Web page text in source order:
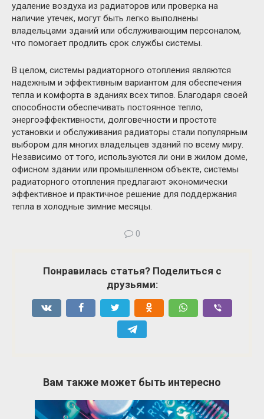
удаление воздуха из радиаторов или проверка на
наличие утечек, могут быть легко выполнены
владельцами зданий или обслуживающим персоналом,
что помогает продлить срок службы системы.
В целом, системы радиаторного отопления являются
надежным и эффективным вариантом для обеспечения
тепла и комфорта в зданиях всех типов. Благодаря своей
способности обеспечивать постоянное тепло,
энергоэффективности, долговечности и простоте
установки и обслуживания радиаторы стали популярным
выбором для многих владельцев зданий по всему миру.
Независимо от того, используются ли они в жилом доме,
офисном здании или промышленном объекте, системы
радиаторного отопления предлагают экономически
эффективное и практичное решение для поддержания
тепла в холодные зимние месяцы.
0
Понравилась статья? Поделиться с
друзьями:
Вам также может быть интересно